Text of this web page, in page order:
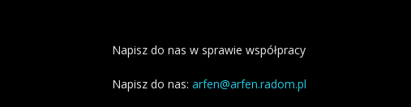
Napisz do nas w sprawie współpracy
Napisz do nas: arfen@arfen.radom.pl